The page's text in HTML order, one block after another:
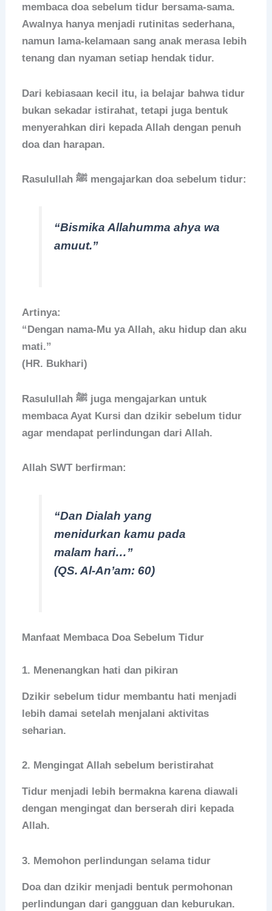
membaca doa sebelum tidur bersama-sama.
Awalnya hanya menjadi rutinitas sederhana,
namun lama-kelamaan sang anak merasa lebih
tenang dan nyaman setiap hendak tidur.
Dari kebiasaan kecil itu, ia belajar bahwa tidur
bukan sekadar istirahat, tetapi juga bentuk
menyerahkan diri kepada Allah dengan penuh
doa dan harapan.
Rasulullah ﷺ mengajarkan doa sebelum tidur:
“Bismika Allahumma ahya wa
amuut.”
Artinya:
“Dengan nama-Mu ya Allah, aku hidup dan aku
mati.”
(HR. Bukhari)
Rasulullah ﷺ juga mengajarkan untuk
membaca Ayat Kursi dan dzikir sebelum tidur
agar mendapat perlindungan dari Allah.
Allah SWT berfirman:
“Dan Dialah yang
menidurkan kamu pada
malam hari…”
(QS. Al-An’am: 60)
Manfaat Membaca Doa Sebelum Tidur
1. Menenangkan hati dan pikiran
Dzikir sebelum tidur membantu hati menjadi
lebih damai setelah menjalani aktivitas
seharian.
2. Mengingat Allah sebelum beristirahat
Tidur menjadi lebih bermakna karena diawali
dengan mengingat dan berserah diri kepada
Allah.
3. Memohon perlindungan selama tidur
Doa dan dzikir menjadi bentuk permohonan
perlindungan dari gangguan dan keburukan.